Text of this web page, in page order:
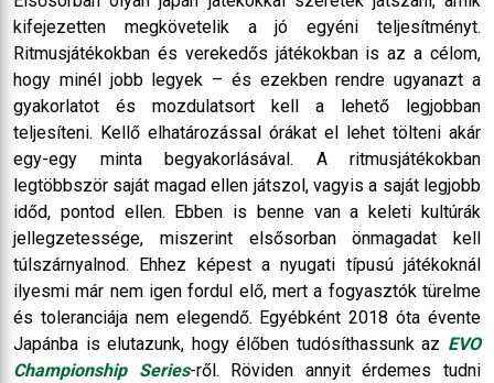
kifejezetten megkövetelik a jó egyéni teljesítményt.
Ritmusjátékokban és verekedős játékokban is az a célom,
hogy minél jobb legyek – és ezekben rendre ugyanazt a
gyakorlatot és mozdulatsort kell a lehető legjobban
teljesíteni. Kellő elhatározással órákat el lehet tölteni akár
egy-egy minta begyakorlásával. A ritmusjátékokban
legtöbbször saját magad ellen játszol, vagyis a saját legjobb
időd, pontod ellen. Ebben is benne van a keleti kultúrák
jellegzetessége, miszerint elsősorban önmagadat kell
túlszárnyalnod. Ehhez képest a nyugati típusú játékoknál
ilyesmi már nem igen fordul elő, mert a fogyasztók türelme
és toleranciája nem elegendő. Egyébként 2018 óta évente
Japánba is elutazunk, hogy élőben tudósíthassunk az EVO
Championship Series-ről. Röviden annyit érdemes tudni